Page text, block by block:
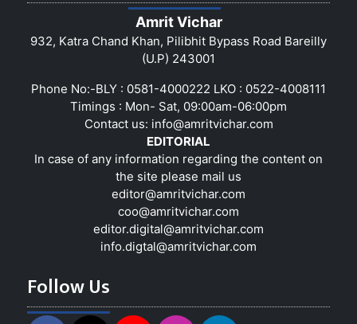
Amrit Vichar
932, Katra Chand Khan, Pilibhit Bypass Road Bareilly
(U.P) 243001
Phone No:-BLY : 0581-4000222 LKO : 0522-4008111
Timings : Mon- Sat, 09:00am-06:00pm
Contact us: info@amritvichar.com
EDITORIAL
In case of any information regarding the content on
the site please mail us
editor@amritvichar.com
coo@amritvichar.com
editor.digital@amritvichar.com
info.digtal@amritvichar.com
Follow Us